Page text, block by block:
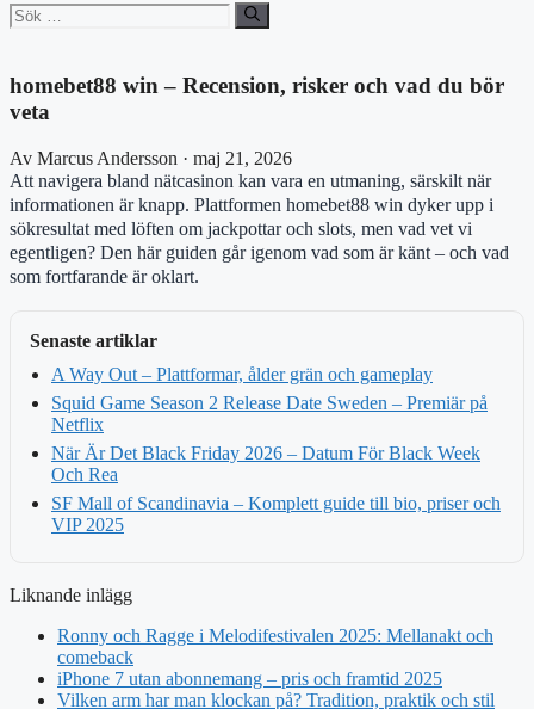
Sök
efter:
homebet88 win – Recension, risker och vad du bör
veta
Av Marcus Andersson · maj 21, 2026
Att navigera bland nätcasinon kan vara en utmaning, särskilt när
informationen är knapp. Plattformen homebet88 win dyker upp i
sökresultat med löften om jackpottar och slots, men vad vet vi
egentligen? Den här guiden går igenom vad som är känt – och vad
som fortfarande är oklart.
Senaste artiklar
A Way Out – Plattformar, ålder grän och gameplay
Squid Game Season 2 Release Date Sweden – Premiär på
Netflix
När Är Det Black Friday 2026 – Datum För Black Week
Och Rea
SF Mall of Scandinavia – Komplett guide till bio, priser och
VIP 2025
Liknande inlägg
Ronny och Ragge i Melodifestivalen 2025: Mellanakt och
comeback
iPhone 7 utan abonnemang – pris och framtid 2025
Vilken arm har man klockan på? Tradition, praktik och stil